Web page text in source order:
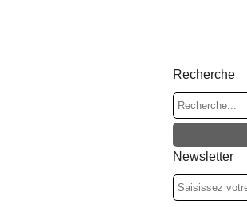
Recherche
Newsletter